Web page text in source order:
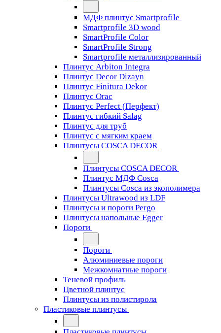
МДФ плинтус Smartprofile
Smartprofile 3D wood
SmartProfile Color
SmartProfile Strong
Smartprofile металлизированный
Плинтус Arbiton Integra
Плинтус Decor Dizayn
Плинтус Finitura Dekor
Плинтус Orac
Плинтус Perfect (Перфект)
Плинтус гибкий Salag
Плинтус для труб
Плинтус с мягким краем
Плинтусы COSCA DECOR
Плинтусы COSCA DECOR
Плинтус МДФ Cosca
Плинтусы Cosca из экополимера
Плинтусы Ultrawood из LDF
Плинтусы и пороги Pergo
Плинтусы напольные Egger
Пороги
Пороги
Алюминиевые пороги
Межкомнатные пороги
Теневой профиль
Цветной плинтус
Плинтусы из полистирола
Пластиковые плинтусы